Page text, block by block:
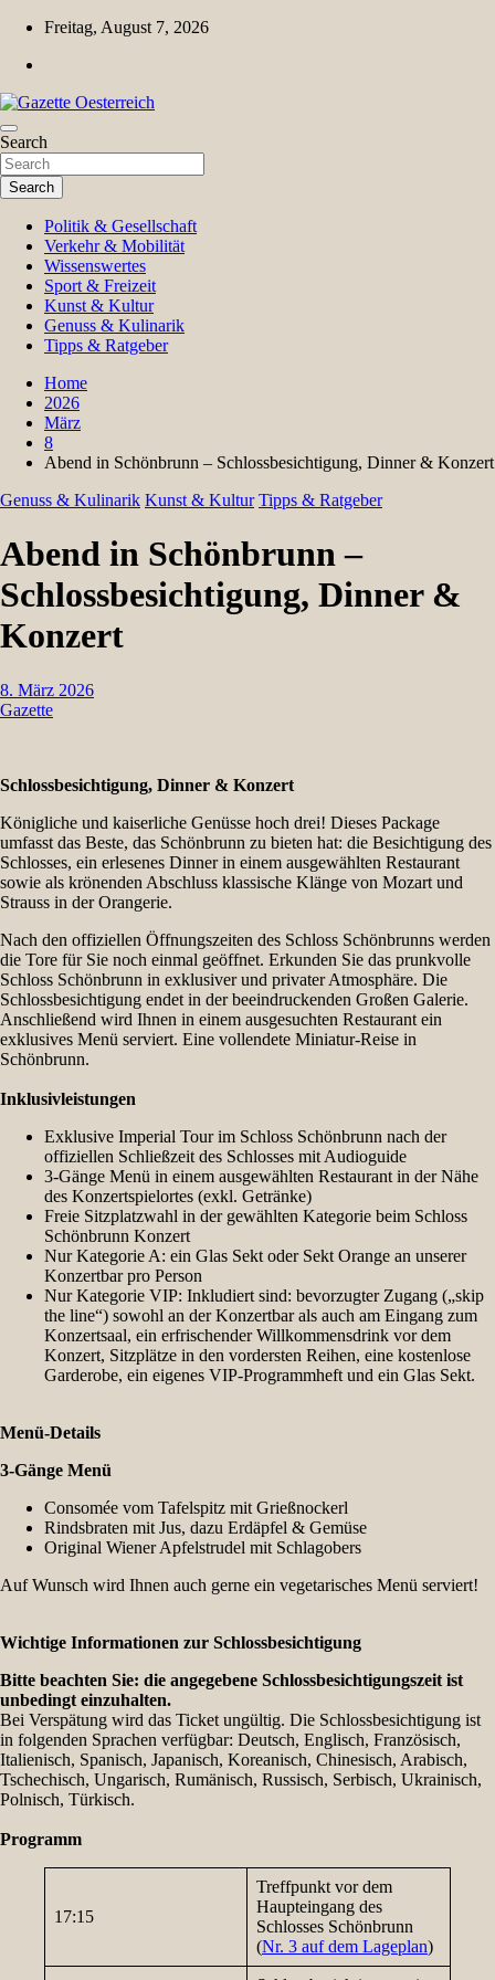
Skip
content
Freitag, August 7, 2026
Gazette Oesterreich
Magazin für Freizeit, Politik, Kultur & Wissenschaft
Search
Search
Politik & Gesellschaft
Verkehr & Mobilität
Wissenswertes
Sport & Freizeit
Kunst & Kultur
Genuss & Kulinarik
Tipps & Ratgeber
Home
2026
März
8
Abend in Schönbrunn – Schlossbesichtigung, Dinner & Konzert
Genuss & Kulinarik Kunst & Kultur Tipps & Ratgeber
Abend in Schönbrunn –
Schlossbesichtigung, Dinner &
Konzert
8. März 2026
Gazette
Schlossbesichtigung, Dinner & Konzert
Königliche und kaiserliche Genüsse hoch drei! Dieses Package
umfasst das Beste, das Schönbrunn zu bieten hat: die Besichtigung des
Schlosses, ein erlesenes Dinner in einem ausgewählten Restaurant
sowie als krönenden Abschluss klassische Klänge von Mozart und
Strauss in der Orangerie.
Nach den offiziellen Öffnungszeiten des Schloss Schönbrunns werden
die Tore für Sie noch einmal geöffnet. Erkunden Sie das prunkvolle
Schloss Schönbrunn in exklusiver und privater Atmosphäre. Die
Schlossbesichtigung endet in der beeindruckenden Großen Galerie.
Anschließend wird Ihnen in einem ausgesuchten Restaurant ein
exklusives Menü serviert. Eine vollendete Miniatur-Reise in
Schönbrunn.
Inklusivleistungen
Exklusive Imperial Tour im Schloss Schönbrunn nach der
offiziellen Schließzeit des Schlosses mit Audioguide
3-Gänge Menü in einem ausgewählten Restaurant in der Nähe
des Konzertspielortes (exkl. Getränke)
Freie Sitzplatzwahl in der gewählten Kategorie beim Schloss
Schönbrunn Konzert
Nur Kategorie A: ein Glas Sekt oder Sekt Orange an unserer
Konzertbar pro Person
Nur Kategorie VIP: Inkludiert sind: bevorzugter Zugang („skip
the line“) sowohl an der Konzertbar als auch am Eingang zum
Konzertsaal, ein erfrischender Willkommensdrink vor dem
Konzert, Sitzplätze in den vordersten Reihen, eine kostenlose
Garderobe, ein eigenes VIP-Programmheft und ein Glas Sekt.
Menü-Details
3-Gänge Menü
Consomée vom Tafelspitz mit Grießnockerl
Rindsbraten mit Jus, dazu Erdäpfel & Gemüse
Original Wiener Apfelstrudel mit Schlagobers
Auf Wunsch wird Ihnen auch gerne ein vegetarisches Menü serviert!
Wichtige Informationen zur Schlossbesichtigung
Bitte beachten Sie: die angegebene Schlossbesichtigungszeit ist
unbedingt einzuhalten.
Bei Verspätung wird das Ticket ungültig. Die Schlossbesichtigung ist
in folgenden Sprachen verfügbar: Deutsch, Englisch, Französisch,
Italienisch, Spanisch, Japanisch, Koreanisch, Chinesisch, Arabisch,
Tschechisch, Ungarisch, Rumänisch, Russisch, Serbisch, Ukrainisch,
Polnisch, Türkisch.
Programm
17:15
Treffpunkt vor dem
Haupteingang des
Schlosses Schönbrunn
(Nr. 3 auf dem Lageplan)